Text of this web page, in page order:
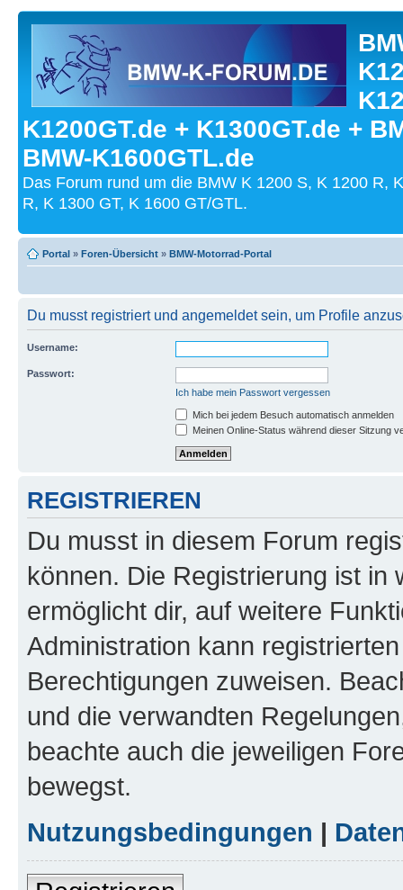
K1200GT.de + K1300GT.de +
BMW-K1600GTL.de
Das Forum rund um die BMW K 1200 S, K 1200 R,
R, K 1300 GT, K 1600 GT/GTL.
Portal » Foren-Übersicht » BMW-Motorrad-Portal
Du musst registriert und angemeldet sein, um Profile
Username:
Passwort:
Ich habe mein Passwort vergessen
Mich bei jedem Besuch automatisch anmelden
Meinen Online-Status während dieser Sitzung
REGISTRIEREN
Du musst in diesem Forum
können. Die Registrierung ist in
ermöglicht dir, auf weitere
Administration kann
Berechtigungen zuweisen.
und die verwandten
beachte auch die jeweiligen
bewegst.
Nutzungsbedingungen |